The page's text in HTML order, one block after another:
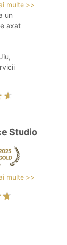
multe >>
un
axat
Studio
multe >>